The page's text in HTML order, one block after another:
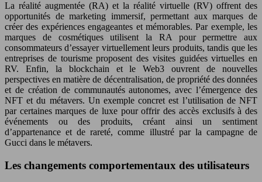
La réalité augmentée (RA) et la réalité virtuelle (RV) offrent des
opportunités de marketing immersif, permettant aux marques de
créer des expériences engageantes et mémorables. Par exemple, les
marques de cosmétiques utilisent la RA pour permettre aux
consommateurs d’essayer virtuellement leurs produits, tandis que les
entreprises de tourisme proposent des visites guidées virtuelles en
RV. Enfin, la blockchain et le Web3 ouvrent de nouvelles
perspectives en matière de décentralisation, de propriété des données
et de création de communautés autonomes, avec l’émergence des
NFT et du métavers. Un exemple concret est l’utilisation de NFT
par certaines marques de luxe pour offrir des accès exclusifs à des
événements ou des produits, créant ainsi un sentiment
d’appartenance et de rareté, comme illustré par la campagne de
Gucci dans le métavers.
Les changements comportementaux des utilisateurs